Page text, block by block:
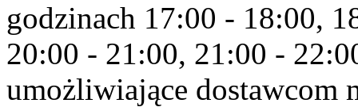
godzinach 17:00 - 18:00,
20:00 - 21:00, 21:00 -
umożliwiające dostawcom